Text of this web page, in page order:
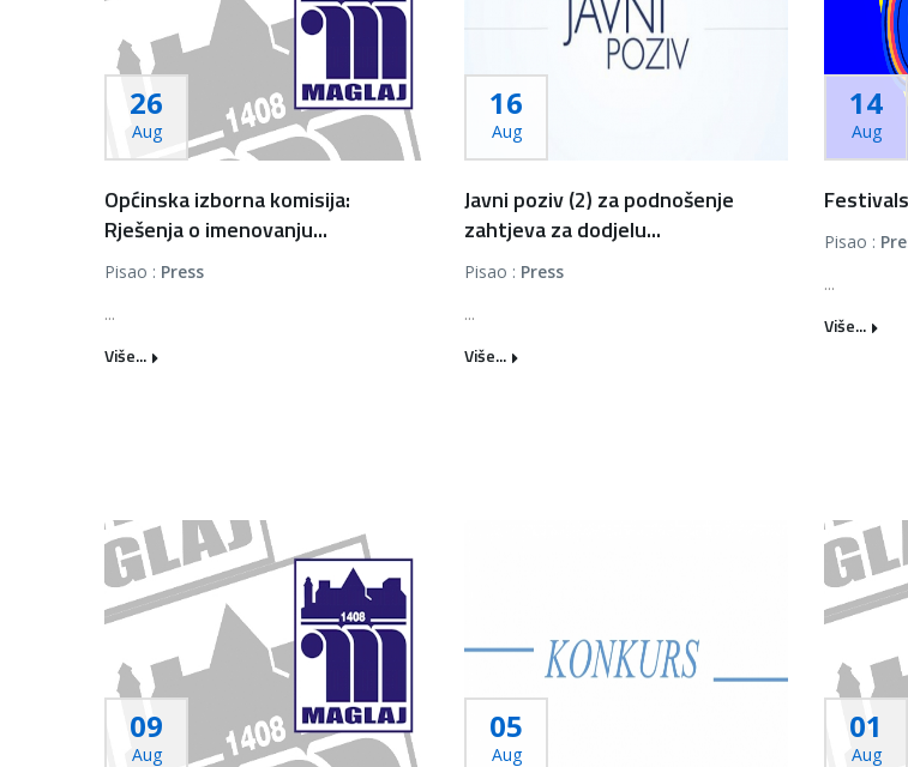
26
Aug
Općinska izborna komisija:
Rješenja o imenovanju...
Pisao : Press
...
Više...
16
Aug
Javni poziv (2) za podnošenje
zahtjeva za dodjelu...
Pisao : Press
...
Više...
14
Aug
Pisao :
...
Više...
09
Aug
05
Aug
01
Aug